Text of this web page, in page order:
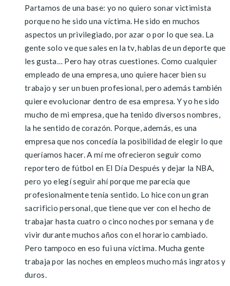
Partamos de una base: yo no quiero sonar victimista
porque no he sido una víctima. He sido en muchos
aspectos un privilegiado, por azar o por lo que sea. La
gente solo ve que sales en la tv, hablas de un deporte que
les gusta… Pero hay otras cuestiones. Como cualquier
empleado de una empresa, uno quiere hacer bien su
trabajo y ser un buen profesional, pero además también
quiere evolucionar dentro de esa empresa. Y yo he sido
mucho de mi empresa, que ha tenido diversos nombres,
la he sentido de corazón. Porque, además, es una
empresa que nos concedía la posibilidad de elegir lo que
queríamos hacer. A mí me ofrecieron seguir como
reportero de fútbol en El Día Después y dejar la NBA,
pero yo elegí seguir ahí porque me parecía que
profesionalmente tenía sentido. Lo hice con un gran
sacrificio personal, que tiene que ver con el hecho de
trabajar hasta cuatro o cinco noches por semana y de
vivir durante muchos años con el horario cambiado.
Pero tampoco en eso fui una víctima. Mucha gente
trabaja por las noches en empleos mucho más ingratos y
duros.